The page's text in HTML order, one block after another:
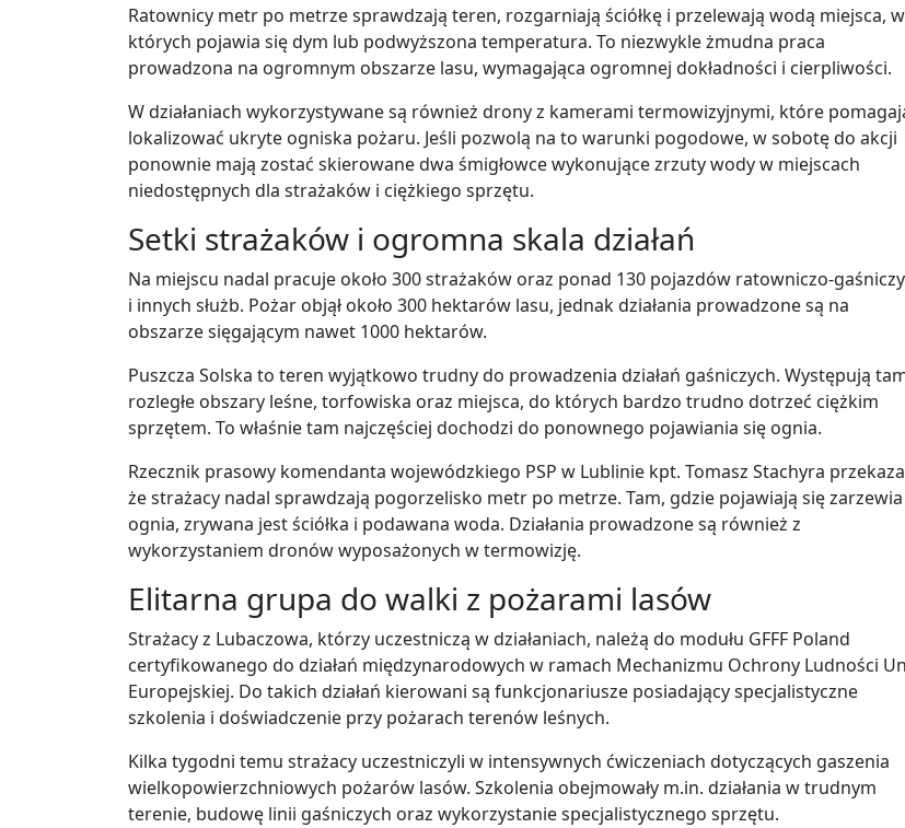
Ratownicy metr po metrze sprawdzają teren, rozgarniają ściółkę i przelewają wodą miejsca, w
których pojawia się dym lub podwyższona temperatura. To niezwykle żmudna praca
prowadzona na ogromnym obszarze lasu, wymagająca ogromnej dokładności i cierpliwości.
W działaniach wykorzystywane są również drony z kamerami termowizyjnymi, które
lokalizować ukryte ogniska pożaru. Jeśli pozwolą na to warunki pogodowe, w sobotę do akcji
ponownie mają zostać skierowane dwa śmigłowce wykonujące zrzuty wody w miejscach
niedostępnych dla strażaków i ciężkiego sprzętu.
Setki strażaków i ogromna skala działań
Na miejscu nadal pracuje około 300 strażaków oraz ponad 130 pojazdów ratowniczo-
i innych służb. Pożar objął około 300 hektarów lasu, jednak działania prowadzone są na
obszarze sięgającym nawet 1000 hektarów.
Puszcza Solska to teren wyjątkowo trudny do prowadzenia działań gaśniczych. Występują
rozległe obszary leśne, torfowiska oraz miejsca, do których bardzo trudno dotrzeć ciężkim
sprzętem. To właśnie tam najczęściej dochodzi do ponownego pojawiania się ognia.
Rzecznik prasowy komendanta wojewódzkiego PSP w Lublinie kpt. Tomasz Stachyra
że strażacy nadal sprawdzają pogorzelisko metr po metrze. Tam, gdzie pojawiają się zarzewia
ognia, zrywana jest ściółka i podawana woda. Działania prowadzone są również z
wykorzystaniem dronów wyposażonych w termowizję.
Elitarna grupa do walki z pożarami lasów
Strażacy z Lubaczowa, którzy uczestniczą w działaniach, należą do modułu GFFF Poland
certyfikowanego do działań międzynarodowych w ramach Mechanizmu Ochrony Ludności
Europejskiej. Do takich działań kierowani są funkcjonariusze posiadający specjalistyczne
szkolenia i doświadczenie przy pożarach terenów leśnych.
Kilka tygodni temu strażacy uczestniczyli w intensywnych ćwiczeniach dotyczących gaszenia
wielkopowierzchniowych pożarów lasów. Szkolenia obejmowały m.in. działania w trudnym
terenie, budowę linii gaśniczych oraz wykorzystanie specjalistycznego sprzętu.